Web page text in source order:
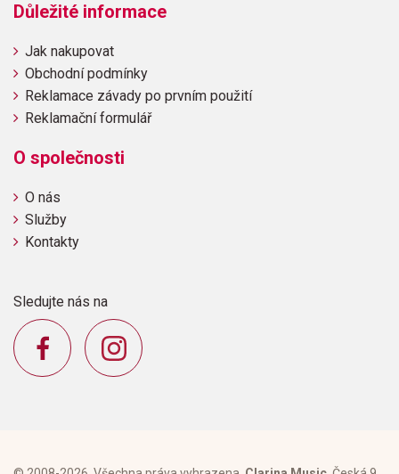
Důležité informace
Jak nakupovat
Obchodní podmínky
Reklamace závady po prvním použití
Reklamační formulář
O společnosti
O nás
Služby
Kontakty
Sledujte nás na